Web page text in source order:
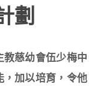
劃
慈幼會伍少梅中
加以培育，令他